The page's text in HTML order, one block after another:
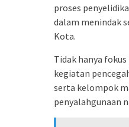
proses
dalam menindak
Kota.
Tidak hanya
kegiatan
serta kelompok
penyalahgunaan